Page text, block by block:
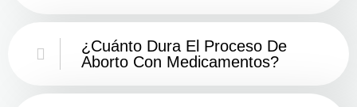
¿Cuánto Dura El Proceso De
Aborto Con Medicamentos?